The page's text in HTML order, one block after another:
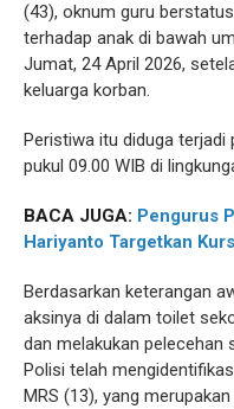
(43), oknum guru
terhadap anak di bawah
Jumat, 24 April 2026,
keluarga korban.
Peristiwa itu diduga terjadi
pukul 09.00 WIB di
BACA JUGA: Pengurus
Hariyanto Targetkan
Berdasarkan keterangan
aksinya di dalam toilet
dan melakukan pelecehan
Polisi telah
MRS (13), yang